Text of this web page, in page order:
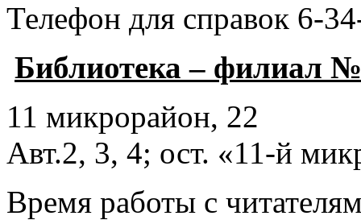
Телефон для справок 6-
Библиотека – филиал
11 микрорайон, 22
Авт.2, 3, 4; ост. «11-й
Время работы с